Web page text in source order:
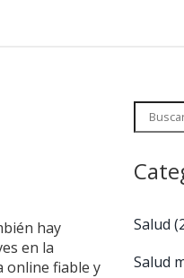
hay
en la
online fiable y
Salud
Salud